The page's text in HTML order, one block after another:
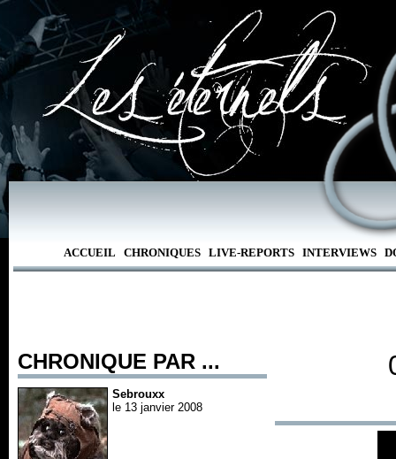
ACCUEIL CHRONIQUES LIVE-REPORTS INTERVIEWS
CHRONIQUE PAR ...
Sebrouxx
le 13 janvier 2008